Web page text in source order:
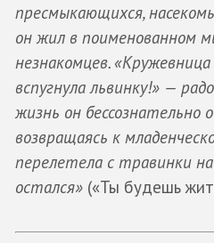
пресмыкающихся,
он жил в поименованном
незнакомцев.
вспугнула львинку!» —
жизнь он бессознательно
возвращаясь к
перелетела с травинки
остался» («Ты будешь